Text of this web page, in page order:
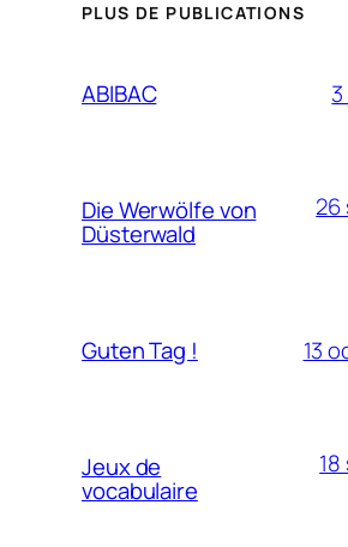
PLUS DE PUBLICATIONS
ABIBAC
Die Werwölfe von
Düsterwald
26
Guten Tag ! 13
Jeux de
vocabulaire